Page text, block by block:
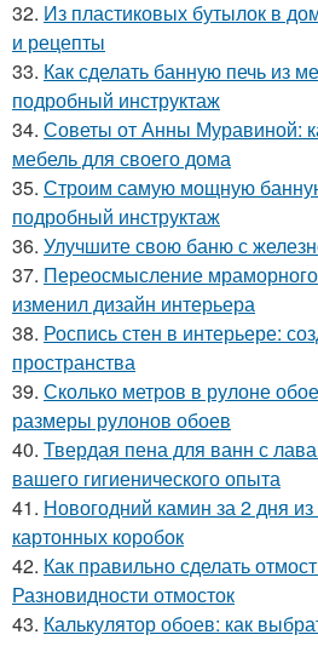
32. Из пластиковых бутылок в
и рецепты
33. Как сделать банную печь из
подробный инструктаж
34. Советы от Анны Муравиной:
мебель для своего дома
35. Строим самую мощную
подробный инструктаж
36. Улучшите свою баню с
37. Переосмысление
изменил дизайн интерьера
38. Роспись стен в интерьере:
пространства
39. Сколько метров в рулоне
размеры рулонов обоев
40. Твердая пена для ванн с
вашего гигиенического опыта
41. Новогодний камин за 2 дня
картонных коробок
42. Как правильно сделать
Разновидности отмосток
43. Калькулятор обоев: как